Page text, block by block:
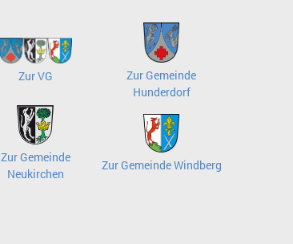
Zur VG
Zur Gemeinde
Hunderdorf
Zur Gemeinde
Neukirchen
Zur Gemeinde Windberg